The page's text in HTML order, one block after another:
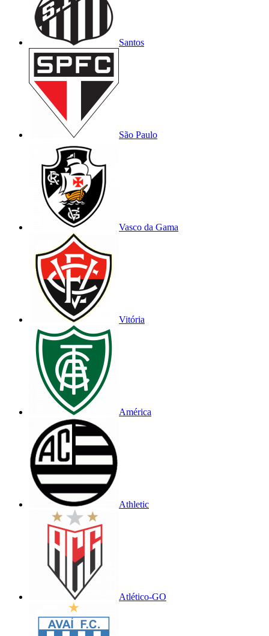
Santos
São Paulo
Vasco da Gama
Vitória
América
Athletic
Atlético-GO